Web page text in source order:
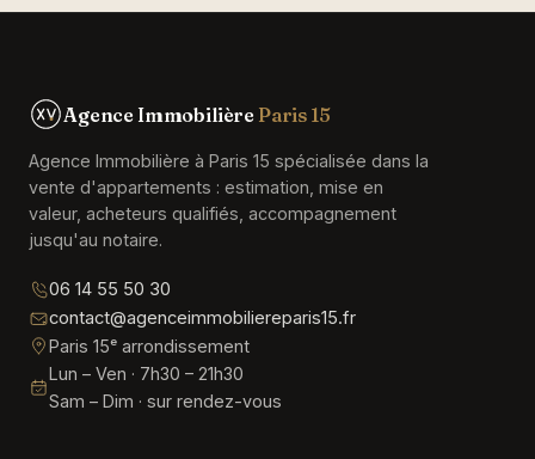
Agence Immobilière Paris 15
Agence Immobilière à Paris 15 spécialisée dans la
vente d'appartements : estimation, mise en
valeur, acheteurs qualifiés, accompagnement
jusqu'au notaire.
06 14 55 50 30
contact@agenceimmobiliereparis15.fr
Paris 15ᵉ arrondissement
Lun – Ven · 7h30 – 21h30
Sam – Dim · sur rendez-vous